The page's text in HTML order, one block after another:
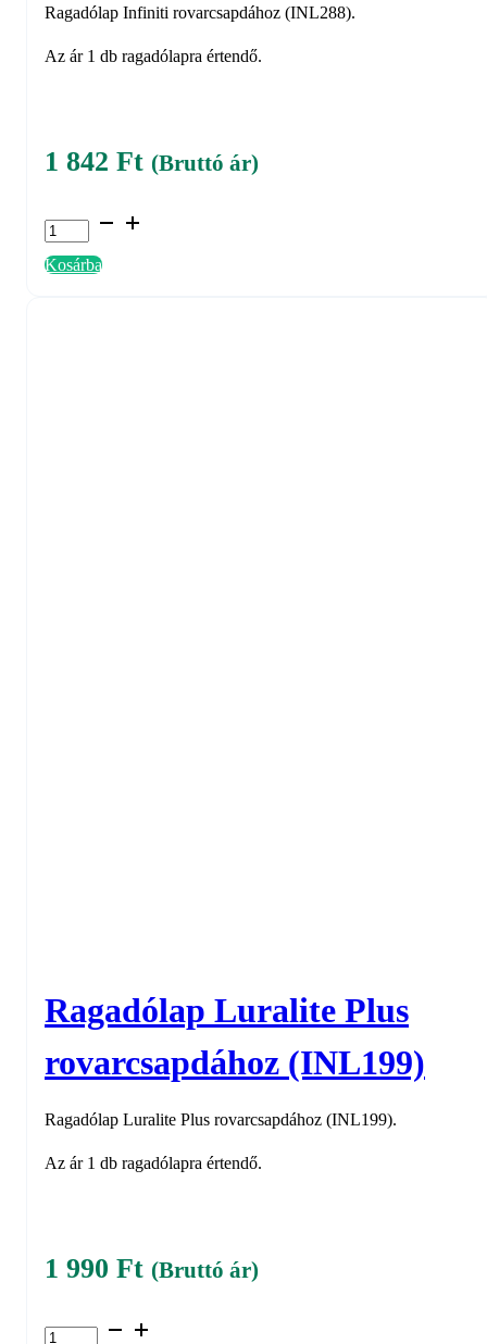
Ragadólap Infiniti rovarcsapdához (INL288).
Az ár 1 db ragadólapra értendő.
1 842 Ft (Bruttó ár)
Ragadólap
Infiniti
rovarcsapdához
Kosárba
Ragadólap Luralite Plus
rovarcsapdához (INL199)
Ragadólap Luralite Plus rovarcsapdához (INL199).
Az ár 1 db ragadólapra értendő.
1 990 Ft (Bruttó ár)
Ragadólap